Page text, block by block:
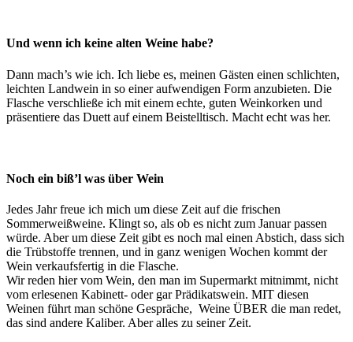
Und wenn ich keine alten Weine habe?
Dann mach’s wie ich. Ich liebe es, meinen Gästen einen schlichten,
leichten Landwein in so einer aufwendigen Form anzubieten. Die
Flasche verschließe ich mit einem echte, guten Weinkorken und
präsentiere das Duett auf einem Beistelltisch. Macht echt was her.
Noch ein biß’l was über Wein
Jedes Jahr freue ich mich um diese Zeit auf die frischen
Sommerweißweine. Klingt so, als ob es nicht zum Januar passen
würde. Aber um diese Zeit gibt es noch mal einen Abstich, dass sich
die Trübstoffe trennen, und in ganz wenigen Wochen kommt der
Wein verkaufsfertig in die Flasche.
Wir reden hier vom Wein, den man im Supermarkt mitnimmt, nicht
vom erlesenen Kabinett- oder gar Prädikatswein. MIT diesen
Weinen führt man schöne Gespräche, Weine ÜBER die man redet,
das sind andere Kaliber. Aber alles zu seiner Zeit.